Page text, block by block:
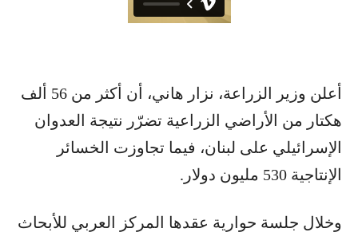
أعلن وزير الزراعة، نزار هاني، أن أكثر من 56 ألف
هكتار من الأراضي الزراعية تضرّر نتيجة العدوان
الإسرائيلي على لبنان، فيما تجاوزت الخسائر
الإنتاجية 530 مليون دولار.
وخلال جلسة حوارية عقدها المركز العربي للأبحاث